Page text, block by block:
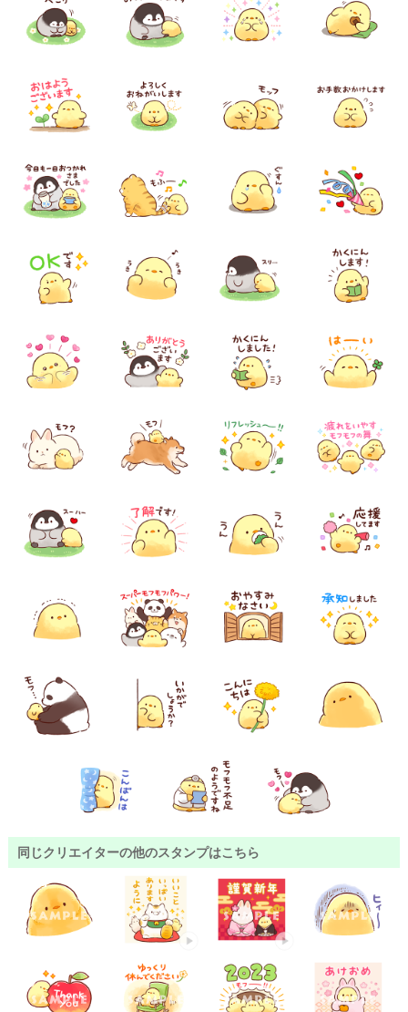
同じクリエイターの他のスタンプはこちら